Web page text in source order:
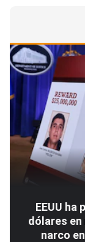
EEUU ha
dólares
narco